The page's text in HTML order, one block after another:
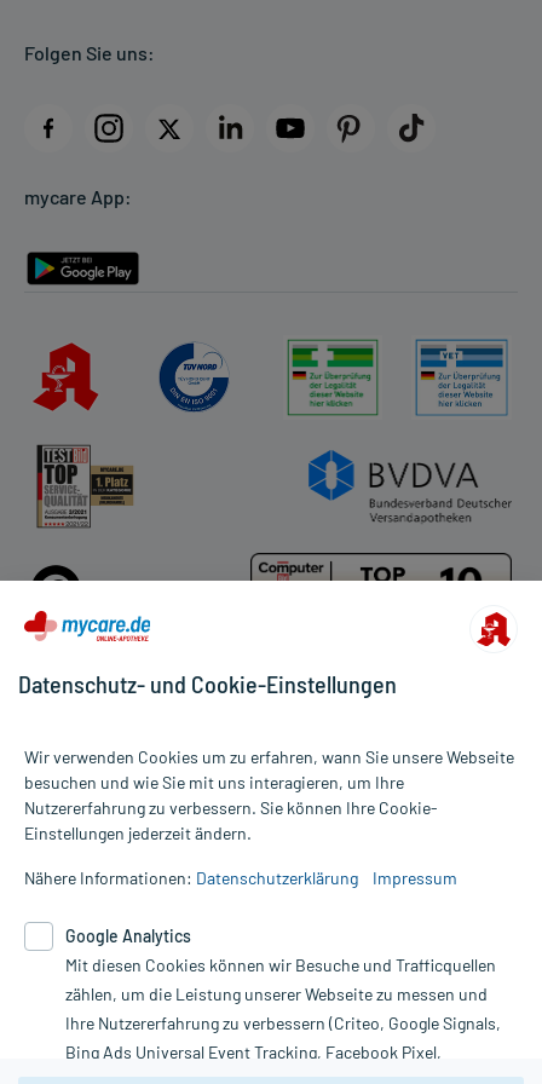
AGB
Datenschutz
Rückgabe/Widerruf
Folgen Sie uns:
mycare App:
Bewertungen mit durchschnittlich 4,6 von 5 Sternen abgegeben.
Alle Preise gelten inkl. MwSt., ggf. zzgl. Versandkosten
Informationen auf dieser Website werden ausschließlich für
die Untersuchung und Behandlung durch einen Arzt. Bitte
Therapien eingeleitet werden können. | Diese Webseite benutzt
Google Analytics. Lesen Sie bitte dazu die wichtigen Hinweise in
unserer Datenschutzerklärung. Für den Widerruf einer Bestellung
nutzen Sie das Formular:
Vertrag widerrufen
Datenschutz- und Cookie-Einstellungen
Wir verwenden Cookies um zu erfahren, wann Sie unsere Webseite
besuchen und wie Sie mit uns interagieren, um Ihre
Nutzererfahrung zu verbessern. Sie können Ihre Cookie-
Einstellungen jederzeit ändern.
Nähere Informationen: Datenschutzerklärung Impressum
Google Analytics
Mit diesen Cookies können wir Besuche und Trafficquellen
zählen, um die Leistung unserer Webseite zu messen und
Ihre Nutzererfahrung zu verbessern (Criteo, Google Signals,
Bing Ads Universal Event Tracking, Facebook Pixel,